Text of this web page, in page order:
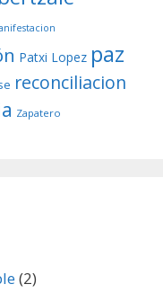
Patxi Lopez paz
reconciliacion
Zapatero
(2)